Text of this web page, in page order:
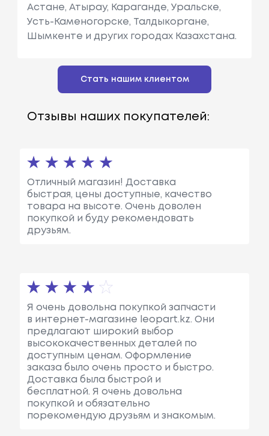
Астане, Атырау, Караганде, Уральске,
Усть-Каменогорске, Талдыкоргане,
Шымкенте и других городах Казахстана.
Стать нашим клиентом
Отзывы наших покупателей:
Отличный магазин! Доставка
быстрая, цены доступные, качество
товара на высоте. Очень доволен
покупкой и буду рекомендовать
друзьям.
Я очень довольна покупкой запчасти
в интернет-магазине leopart.kz. Они
предлагают широкий выбор
высококачественных деталей по
доступным ценам. Оформление
заказа было очень просто и быстро.
Доставка была быстрой и
бесплатной. Я очень довольна
покупкой и обязательно
порекомендую друзьям и знакомым.